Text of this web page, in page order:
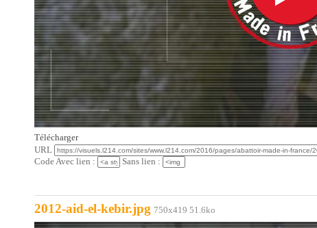
Télécharger
URL
Code Avec lien :
Sans lien :
2012-aid-el-kebir.jpg 750x419 51.6ko